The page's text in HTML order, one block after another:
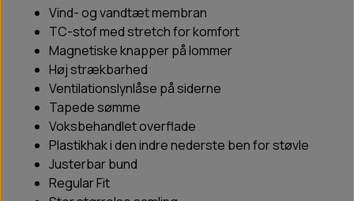
Vind- og vandtæt membran
TC-stof med stretch for komfort
Magnetiske knapper på lommer
Høj strækbarhed
Ventilationslynlåse på siderne
Tapede sømme
Voksbehandlet overflade
Plastikhak i den indre nederste ben for støvle
Justerbar bund
Regular Fit